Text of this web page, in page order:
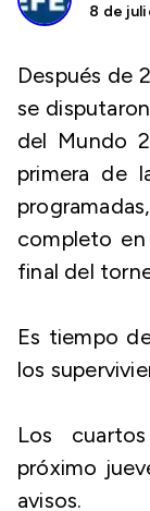
8 de
Después de
se
del Mundo
primera de
completo
final del
Es tiempo
los
Los
próximo
avisos.